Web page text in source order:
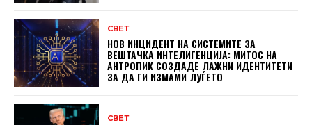
СВЕТ
НОВ ИНЦИДЕНТ НА СИСТЕМИТЕ ЗА
ВЕШТАЧКА ИНТЕЛИГЕНЦИЈА: МИТОС НА
АНТРОПИК СОЗДАДЕ ЛАЖНИ ИДЕНТИТЕТИ
ЗА ДА ГИ ИЗМАМИ ЛУЃЕТО
СВЕТ